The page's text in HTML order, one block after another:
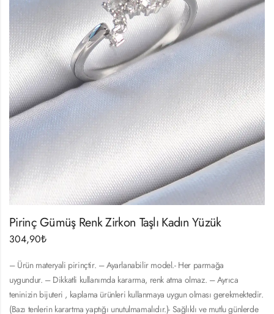
Pirinç Gümüş Renk Zirkon Taşlı Kadın Yüzük
304,90₺
– Ürün materyali pirinçtir. – Ayarlanabilir model.- Her parmağa
uygundur. – Dikkatli kullanımda kararma, renk atma olmaz. – Ayrıca
teninizin bijuteri , kaplama ürünleri kullanmaya uygun olması gerekmektedir.
(Bazı tenlerin karartma yaptığı unutulmamalıdır.)- Sağlıklı ve mutlu günlerde